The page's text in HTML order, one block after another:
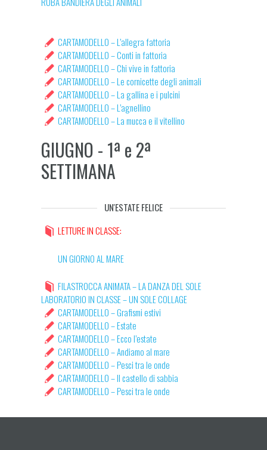
CARTAMODELLO – L’allegra fattoria
CARTAMODELLO – Conti in fattoria
CARTAMODELLO – Chi vive in fattoria
CARTAMODELLO – Le cornicette degli animali
CARTAMODELLO – La gallina e i pulcini
CARTAMODELLO – L’agnellino
CARTAMODELLO – La mucca e il vitellino
GIUGNO - 1ª e 2ª
SETTIMANA
UN'ESTATE FELICE
LETTURE IN CLASSE:
UN GIORNO AL MARE
FILASTROCCA ANIMATA – LA DANZA DEL SOLE
LABORATORIO IN CLASSE – UN SOLE COLLAGE
CARTAMODELLO – Grafismi estivi
CARTAMODELLO – Estate
CARTAMODELLO – Ecco l’estate
CARTAMODELLO – Andiamo al mare
CARTAMODELLO – Pesci tra le onde
CARTAMODELLO – Il castello di sabbia
CARTAMODELLO – Pesci tra le onde